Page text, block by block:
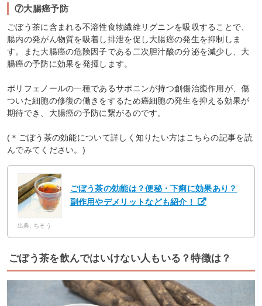
⑦大腸癌予防
ごぼう茶に含まれる不溶性食物繊維リグニンを吸収することで、
腸内の発がん物質を吸着し排泄を促し大腸癌の発生を抑制しま
す。また大腸癌の危険因子である二次胆汁酸の分泌を減少し、大
腸癌の予防に効果を発揮します。
ポリフェノールの一種であるサポニンが持つ創傷治癒作用が、傷
ついた細胞の修復の働きをするため癌細胞の発生を抑える効果が
期待でき、大腸癌の予防に繋がるのです。
(＊ごぼう茶の効能について詳しく知りたい方はこちらの記事を読
んでみてください。)
ごぼう茶の効能は？便秘・下痢に効果あり？
副作用やデメリットなども紹介！
出典: ちそう
ごぼう茶を飲んではいけない人もいる？特徴は？